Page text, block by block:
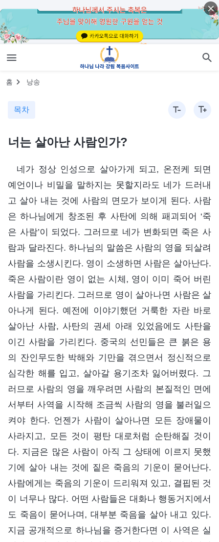
홈 낭송
목차
너는 살아난 사람인가?
네가 정상 인성으로 살아가게 되고, 온전케 되면
예언이나 비밀을 말하지는 못할지라도 네가 드러내
고 살아 내는 것에 사람의 면모가 보이게 된다. 사람
은 하나님에게 창조된 후 사탄에 의해 패괴되어 ‘죽
은 사람’이 되었다. 그러므로 네가 변화되면 죽은 사
람과 달라진다. 하나님의 말씀은 사람의 영을 되살려
사람을 소생시킨다. 영이 소생하면 사람은 살아난다.
죽은 사람이란 영이 없는 시체, 영이 이미 죽어 버린
사람을 가리킨다. 그러므로 영이 살아나면 사람은 살
아나게 된다. 예전에 이야기했던 거룩한 자란 바로
살아난 사람, 사탄의 권세 아래 있었음에도 사탄을
이긴 사람을 가리킨다. 중국의 선민들은 큰 붉은 용
의 잔인무도한 박해와 기만을 겪으면서 정신적으로
심각한 해를 입고, 살아갈 용기조차 잃어버렸다. 그
러므로 사람의 영을 깨우려면 사람의 본질적인 면에
서부터 사역을 시작해 조금씩 사람의 영을 불러일으
켜야 한다. 언젠가 사람이 살아나면 모든 장애물이
사라지고, 모든 것이 평탄 대로처럼 순탄해질 것이
다. 지금은 많은 사람이 아직 그 상태에 이르지 못했
기에 살아 내는 것에 짙은 죽음의 기운이 묻어난다.
사람에게는 죽음의 기운이 드리워져 있고, 결핍된 것
이 너무나 많다. 어떤 사람들은 대화나 행동거지에서
도 죽음이 묻어나며, 대부분 죽음을 살아 내고 있다.
지금 공개적으로 하나님을 증거한다면 이 사역은 실